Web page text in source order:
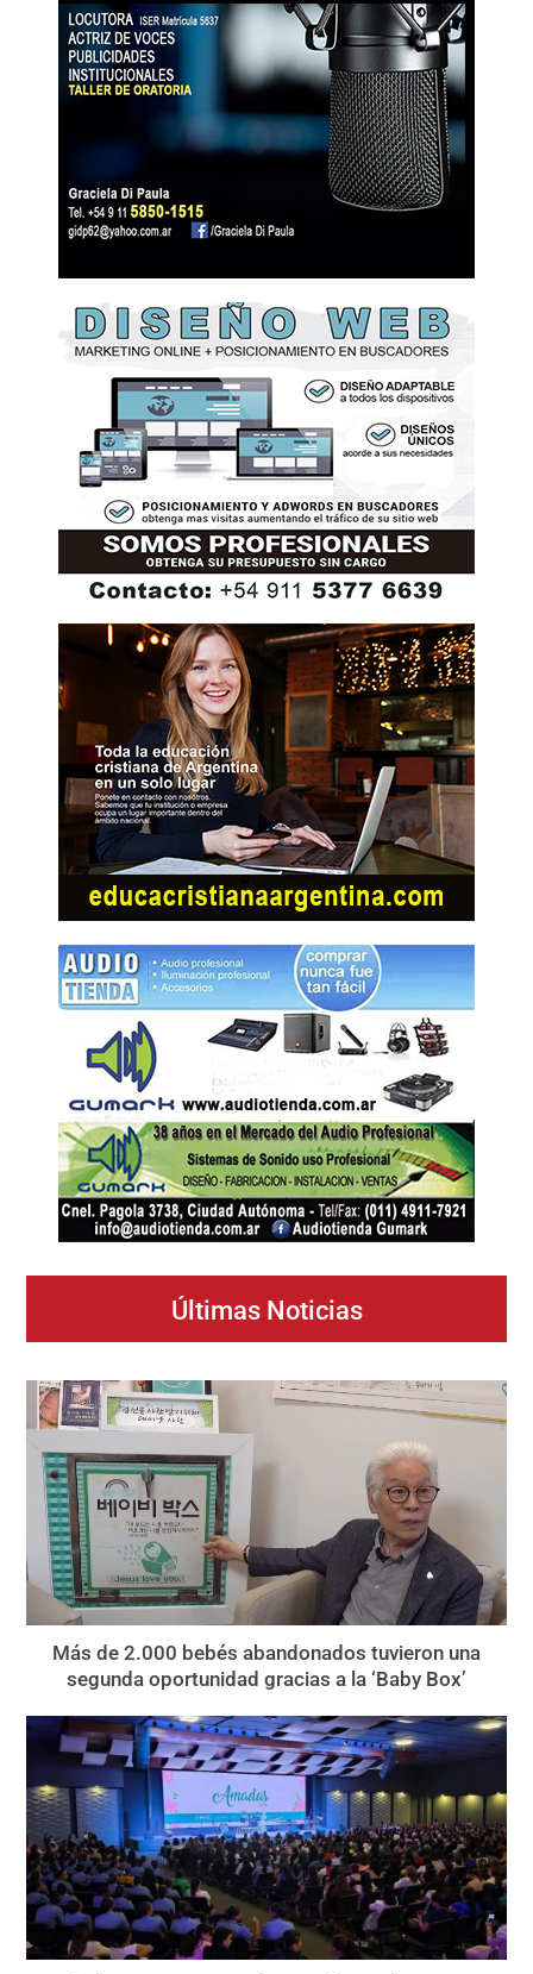
Últimas Noticias
Más de 2.000 bebés abandonados tuvieron una
segunda oportunidad gracias a la ‘Baby Box’